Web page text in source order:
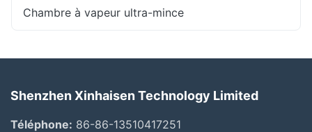
Chambre à vapeur ultra-mince
Shenzhen Xinhaisen Technology Limited
Téléphone: 86-86-13510417251